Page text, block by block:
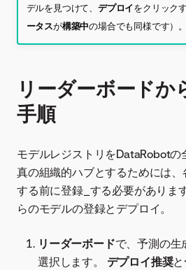
デルを見つけて、 デプロイをクリック
ータスが構築中の場合でも同様です）。
リーダーボードか
手順
モデルレジストリをDataRobotの
真の組織的ハブとするためには
する前に登録_する必要がありま
らのモデルの登録とデプロイ。
リーダーボードで、予測の生
選択します。 デプロイ推奨と